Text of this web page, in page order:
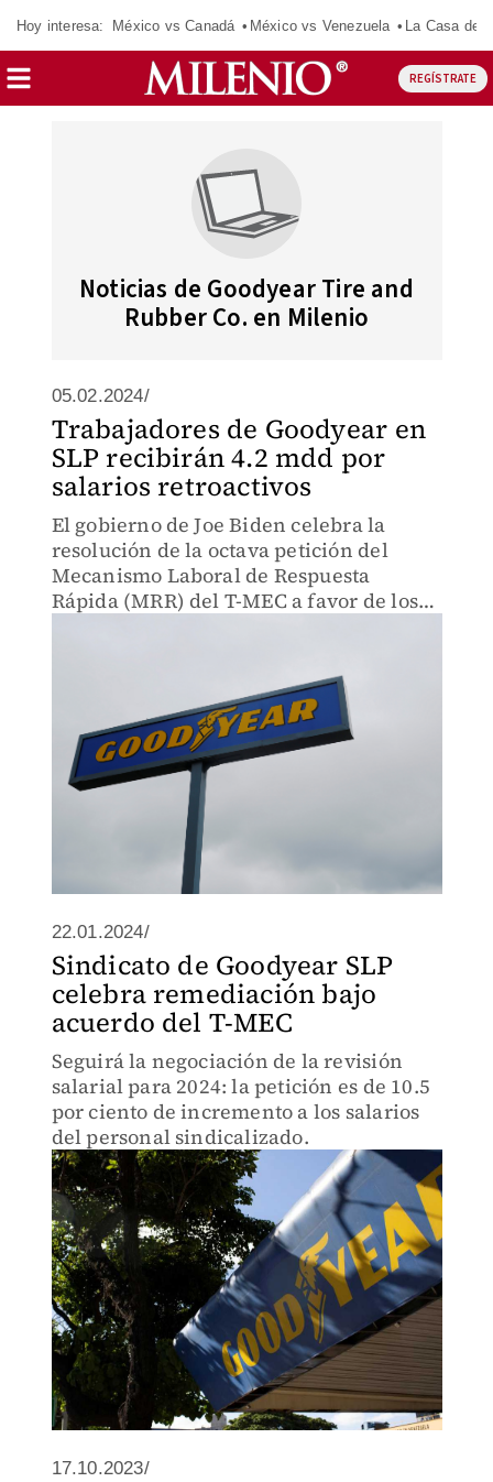
Hoy interesa: México vs Canadá México vs Venezuela La Casa de
REGÍSTRATE
Noticias de Goodyear Tire and
Rubber Co. en Milenio
05.02.2024/
Trabajadores de Goodyear en
SLP recibirán 4.2 mdd por
salarios retroactivos
El gobierno de Joe Biden celebra la
resolución de la octava petición del
Mecanismo Laboral de Respuesta
Rápida (MRR) del T-MEC a favor de los
22.01.2024/
Sindicato de Goodyear SLP
celebra remediación bajo
acuerdo del T-MEC
Seguirá la negociación de la revisión
salarial para 2024: la petición es de 10.5
por ciento de incremento a los salarios
del personal sindicalizado.
17.10.2023/